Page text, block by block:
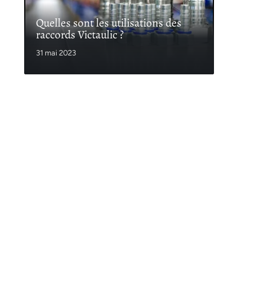
Quelles sont les utilisations des
raccords Victaulic ?
31 mai 2023